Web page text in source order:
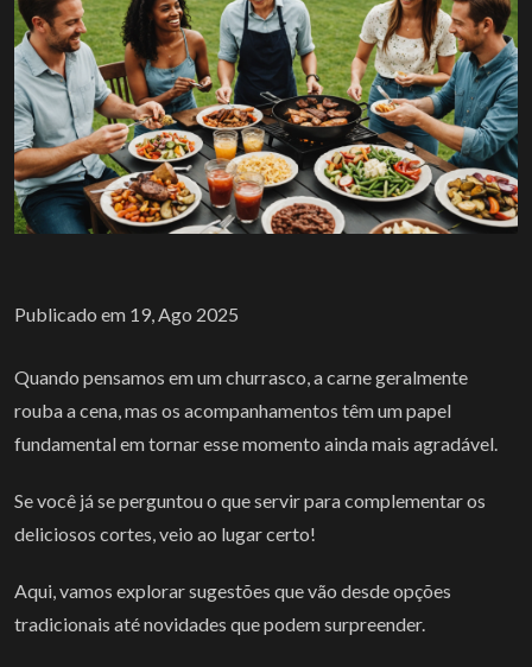
Publicado em 19, Ago 2025
Quando pensamos em um churrasco, a carne geralmente
rouba a cena, mas os acompanhamentos têm um papel
fundamental em tornar esse momento ainda mais agradável.
Se você já se perguntou o que servir para complementar os
deliciosos cortes, veio ao lugar certo!
Aqui, vamos explorar sugestões que vão desde opções
tradicionais até novidades que podem surpreender.